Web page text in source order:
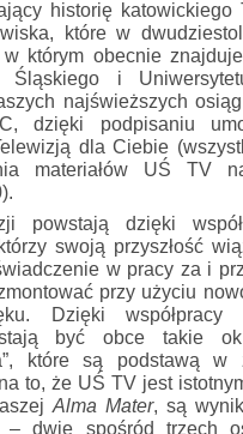
historię katowickiego
które w
którym obecnie
Śląskiego i
najświeższych
dzięki podpisaniu
dla Ciebie
materiałów UŚ TV
powstają dzięki
swoją przyszłość
w pracy za i
przy użyciu
Dzięki
być obce takie
które są podstawą w
to, że UŚ TV jest
Alma Mater, są
– dwie spośród trzech